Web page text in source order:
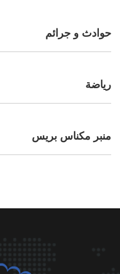
حوادث و جرائم
رياضة
منبر مكناس بريس